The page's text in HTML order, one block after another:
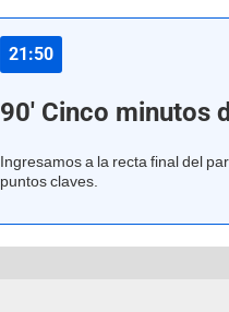
21:50
90' Cinco minutos
Ingresamos a la recta final del
puntos claves.